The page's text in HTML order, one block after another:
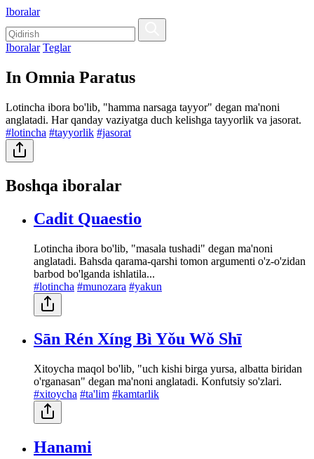
Iboralar
Iboralar Teglar
In Omnia Paratus
Lotincha ibora bo'lib, "hamma narsaga tayyor" degan ma'noni
anglatadi. Har qanday vaziyatga duch kelishga tayyorlik va jasorat.
#lotincha #tayyorlik #jasorat
Boshqa iboralar
Cadit Quaestio
Lotincha ibora bo'lib, "masala tushadi" degan ma'noni
anglatadi. Bahsda qarama-qarshi tomon argumenti o'z-o'zidan
barbod bo'lganda ishlatila...
#lotincha #munozara #yakun
Sān Rén Xíng Bì Yǒu Wǒ Shī
Xitoycha maqol bo'lib, "uch kishi birga yursa, albatta biridan
o'rganasan" degan ma'noni anglatadi. Konfutsiy so'zlari.
#xitoycha #ta'lim #kamtarlik
Hanami